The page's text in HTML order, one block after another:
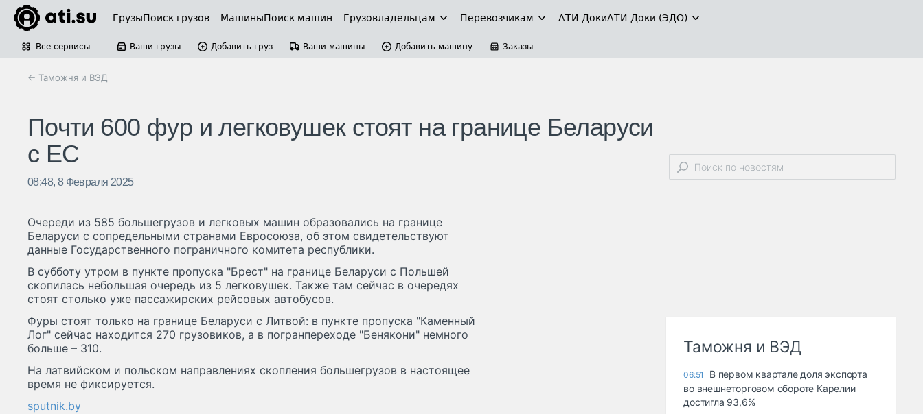
ГрузыПоиск грузов МашиныПоиск машин Грузовладельцам Перевозчикам АТИ-ДокиАТИ-Доки (ЭДО)
Все сервисы Ваши грузы Добавить груз Ваши машины Добавить машину Заказы
← Таможня и ВЭД
Почти 600 фур и легковушек стоят на границе Беларуси
с ЕС
08:48, 8 Февраля 2025
Очереди из 585 большегрузов и легковых машин образовались на границе
Беларуси с сопредельными странами Евросоюза, об этом свидетельствуют
данные Государственного пограничного комитета республики.
В субботу утром в пункте пропуска "Брест" на границе Беларуси с Польшей
скопилась небольшая очередь из 5 легковушек. Также там сейчас в очередях
стоят столько уже пассажирских рейсовых автобусов.
Фуры стоят только на границе Беларуси с Литвой: в пункте пропуска "Каменный
Лог" сейчас находится 270 грузовиков, а в погранпереходе "Бенякони" немного
больше – 310.
На латвийском и польском направлениях скопления большегрузов в настоящее
время не фиксируется.
sputnik.by
Таможня и ВЭД
06:51
В первом квартале доля экспорта
во внешнеторговом обороте Карелии
достигла 93,6%